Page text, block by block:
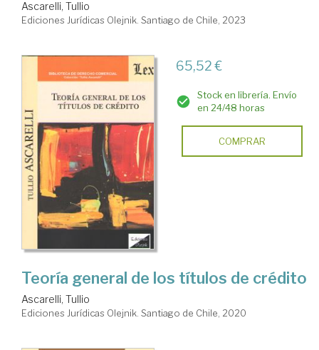
Ascarelli, Tullio
Ediciones Jurídicas Olejnik. Santiago de Chile, 2023
65,52 €
Stock en librería. Envío
en 24/48 horas
COMPRAR
Teoría general de los títulos de crédito
Ascarelli, Tullio
Ediciones Jurídicas Olejnik. Santiago de Chile, 2020